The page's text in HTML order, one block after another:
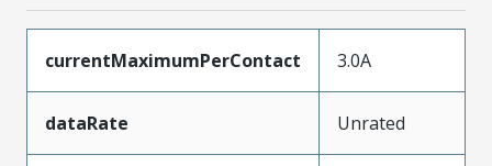
currentMaximumPerContact 3.0A
dataRate Unrated